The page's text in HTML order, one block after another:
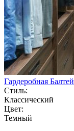
Гардеробная Балтей
Стиль:
Классический
Цвет:
Темный